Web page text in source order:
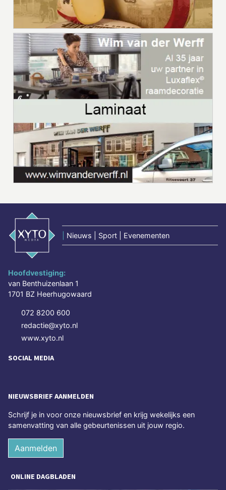
Nieuws | Sport | Evenementen
Hoofdvestiging:
van Benthuizenlaan 1
1701 BZ Heerhugowaard
072 8200 600
redactie@xyto.nl
www.xyto.nl
SOCIAL MEDIA
NIEUWSBRIEF AANMELDEN
Schrijf je in voor onze nieuwsbrief en krijg wekelijks een
samenvatting van alle gebeurtenissen uit jouw regio.
Aanmelden
ONLINE DAGBLADEN